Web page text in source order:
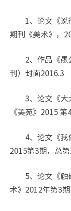
1、论文《
期刊《美术》，
2、作品《
刊）封面2016.3
3、论文《大
《美苑》2015
4、论文《我
2015第3期，总
5、论文《
术》2012年第3期